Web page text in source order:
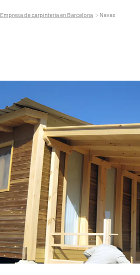
Empresa de carpinteria en Barcelona Navas